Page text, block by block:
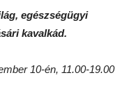
egészségügyi
kavalkád.
10-én, 11.00-19.00